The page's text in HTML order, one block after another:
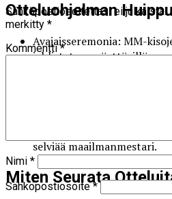
Otteluohjelman
Avajaisseremonia: MM-
juhlistetaan näyttävillä
Alkulohkovaihe: Joukkueet
Pudotuspelit: Tiukkaa
Loppuottelu: Turnauksen
selviää maailmanmestari.
Miten Seurata
Sähköpostiosoitettasi ei julkaista.
merkitty *
Kommentti*
Nimi *
Sähköpostiosoite*